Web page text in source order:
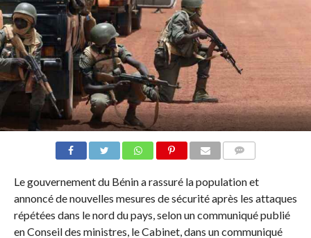
Le gouvernement du Bénin a rassuré la population et
annoncé de nouvelles mesures de sécurité après les attaques
répétées dans le nord du pays, selon un communiqué publié
en Conseil des ministres, le Cabinet, dans un communiqué